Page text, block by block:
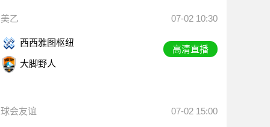
美乙 07-02 10:30
西西雅图枢纽
大脚野人
高清直播
球会友谊 07-02 15:00